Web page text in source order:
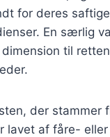
for deres
En særlig
til
der stammer
lavet af fåre-